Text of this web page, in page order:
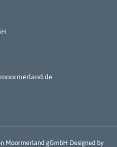
Moormerland gGmbH Designed by